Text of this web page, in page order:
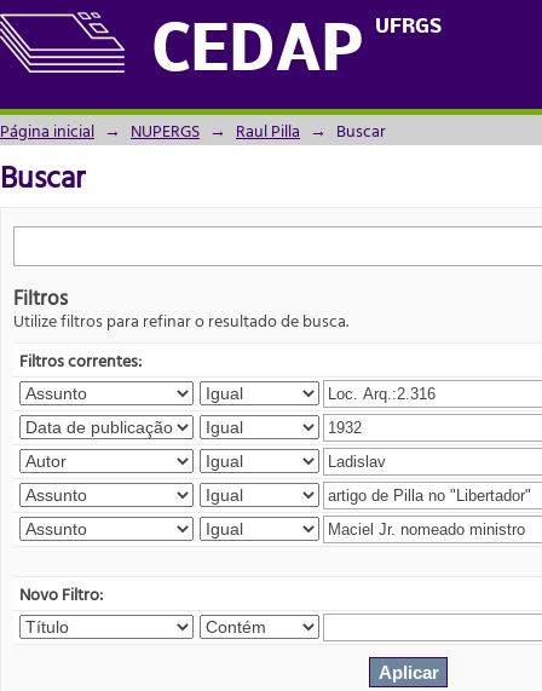
CEDAP UFRGS
Buscar
Página inicial → NUPERGS → Raul Pilla → Buscar
Buscar
Filtros
Utilize filtros para refinar o resultado de busca.
Filtros correntes:
Novo Filtro: